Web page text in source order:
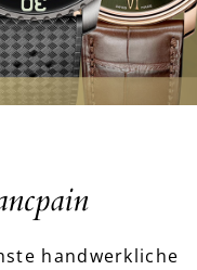
handwerkliche